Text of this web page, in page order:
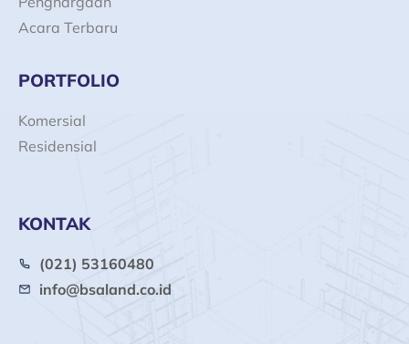
Acara Terbaru
PORTFOLIO
Komersial
Residensial
KONTAK
(021) 53160480
info@bsaland.co.id